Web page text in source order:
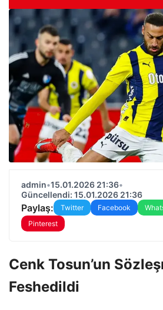
admin•15.01.2026 21:36•
Güncellendi: 15.01.2026 21:36
Paylaş: Twitter Facebook
Pinterest
Cenk Tosun’un
Feshedildi